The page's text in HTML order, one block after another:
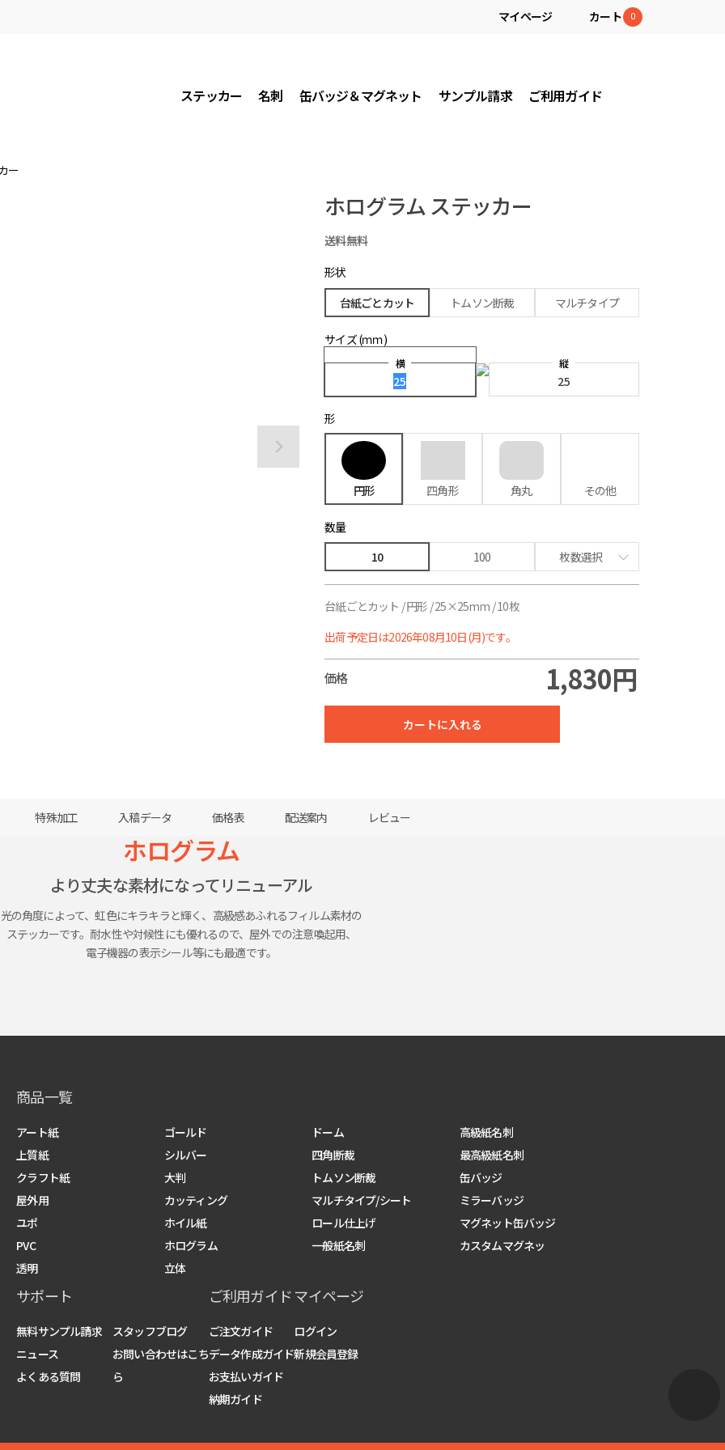
マイページ カート 0
ステッカー 名刺 缶バッジ＆マグネット サンプル請求 ご利用ガイド
ー
ホログラム ステッカー
送料無料
形状
台紙ごとカット
トムソン断裁 マルチタイプ
サイズ (ｍｍ)
横 縦
形
円形 四角形 角丸 その他
数量
10
100 枚数選択
12,170円 87%割引
17,480円 90%割引
台紙ごとカット / 円形 / 25×25mm / 10枚
出荷予定日は2026年08月10日(月)です。
価格 1,830円
カートに入れる
特殊加工 入稿データ 価格表 配送案内 レビュー
01
ホログラム
より丈夫な素材になってリニューアル
光の角度によって、 虹色にキラキラと輝く、 高級感あふれるフィルム素材の
ステッカーです。耐水性や対候性にも優れるので、 屋外での注意喚起用、
電子機器の表示シール等にも最適です。
商品一覧
アート紙
上質紙
クラフト紙
屋外用
ユポ
PVC
透明
ゴールド
シルバー
大判
カッティング
ホイル紙
ホログラム
立体
ドーム
四角断裁
トムソン断裁
マルチタイプ/シート
ロール仕上げ
一般紙名刺
高級紙名刺
最高級紙名刺
缶バッジ
ミラーバッジ
マグネット缶バッジ
カスタムマグネッ
サポート
無料サンプル請求
ニュース
よくある質問
スタッフブログ
お問い合わせはこち
ら
ご利用ガイド
ご注文ガイド
データ作成ガイド
お支払いガイド
納期ガイド
マイページ
ログイン
新規会員登録